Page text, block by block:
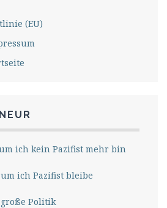
(EU)
ich kein Pazifist mehr bin
ich Pazifist bleibe
Politik